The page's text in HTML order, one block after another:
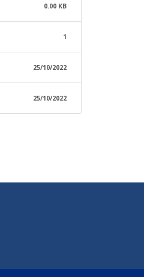
0.00 KB
1
25/10/2022
25/10/2022